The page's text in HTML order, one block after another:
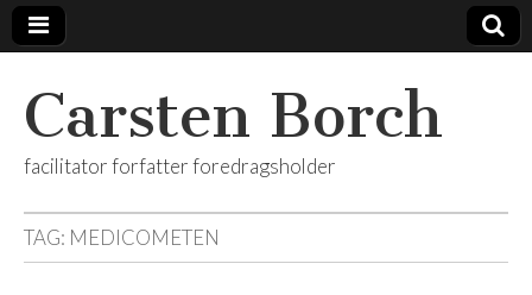
Carsten Borch
facilitator forfatter foredragsholder
TAG: MEDICOMETEN